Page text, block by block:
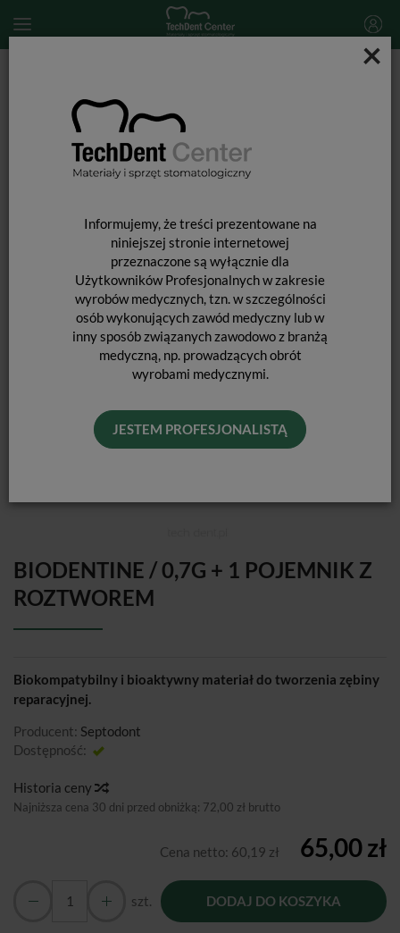
×
Informujemy, że treści prezentowane na
niniejszej stronie internetowej
przeznaczone są wyłącznie dla
Użytkowników Profesjonalnych w zakresie
wyrobów medycznych, tzn. w szczególności
osób wykonujących zawód medyczny lub w
inny sposób związanych zawodowo z branżą
medyczną, np. prowadzących obrót
wyrobami medycznymi.
JESTEM PROFESJONALISTĄ
Leki i preparaty stomatologiczne
Biodentine / 0,7g + 1 pojemnik z roztworem
BIODENTINE / 0,7G + 1 POJEMNIK Z
ROZTWOREM
Biokompatybilny i bioaktywny materiał do tworzenia zębiny
reparacyjnej.
Producent: Septodont
Dostępność:
Historia ceny
Najniższa cena 30 dni przed obniżką: 72,00 zł brutto
Cena netto: 60,19 zł 65,00 zł
szt. DODAJ DO KOSZYKA